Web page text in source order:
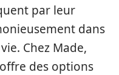
par leur
dans
Chez Made,
des options